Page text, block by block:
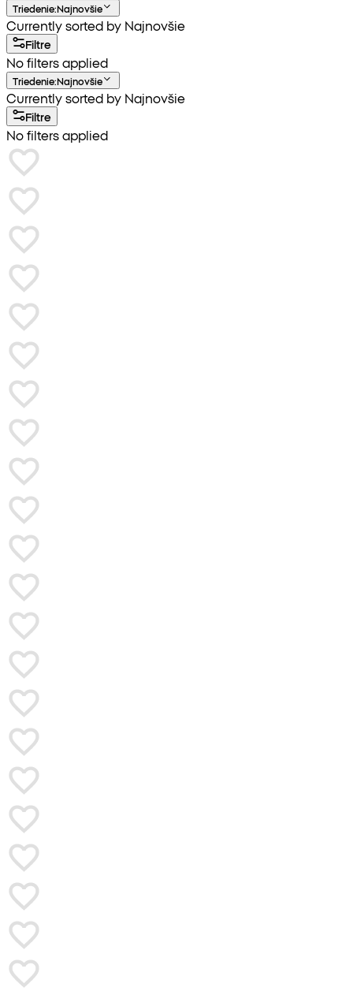
Triedenie:Najnovšie
Currently sorted by Najnovšie
Filtre
No filters applied
Triedenie:Najnovšie
Currently sorted by Najnovšie
Filtre
No filters applied